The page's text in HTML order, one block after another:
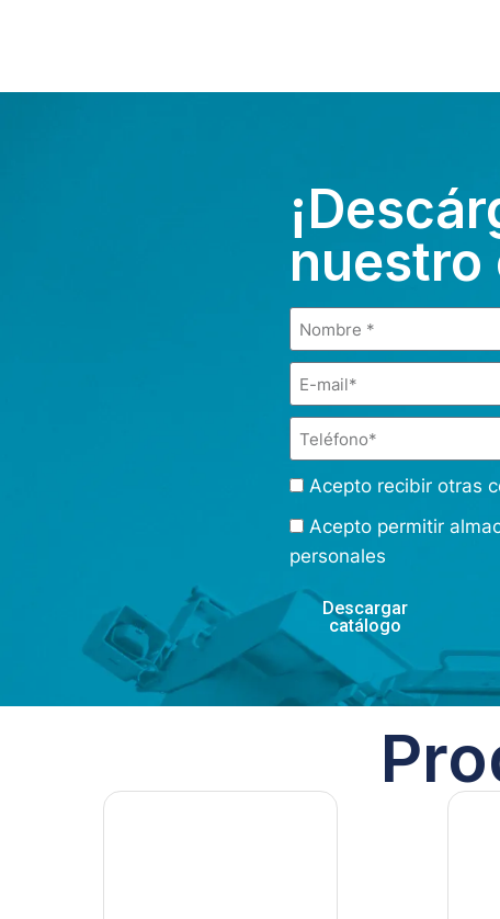
nuestro
Acepto recibir otras
Acepto permitir
personales
Descargar
catálogo